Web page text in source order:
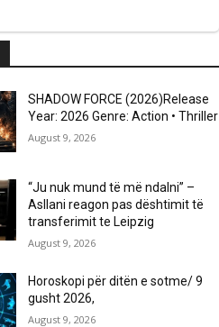
SHADOW FORCE (2026)Release
Year: 2026 Genre: Action • Thriller
August 9, 2026
“Ju nuk mund të më ndalni” –
Asllani reagon pas dështimit të
transferimit te Leipzig
August 9, 2026
Horoskopi për ditën e sotme/ 9
gusht 2026,
August 9, 2026